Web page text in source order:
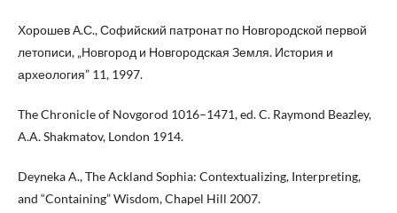
Хорошев А.С., Софийский патронат по Новгородской первой
летописи, „Новгород и Новгородская Земля. История и
археология” 11, 1997.
The Chronicle of Novgorod 1016–1471, ed. C. Raymond Beazley,
A.A. Shakmatov, London 1914.
Deyneka A., The Ackland Sophia: Contextualizing, Interpreting,
and “Containing” Wisdom, Chapel Hill 2007.